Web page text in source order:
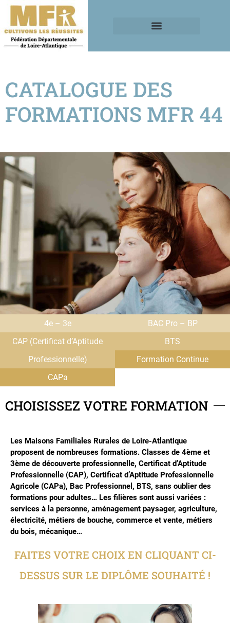
CATALOGUE DES
FORMATIONS MFR 44
4e – 3e
CAP (Certificat d’Aptitude
Professionnelle)
CAPa
BAC Pro – BP
BTS
Formation Continue
CHOISISSEZ VOTRE FORMATION
Les Maisons Familiales Rurales de Loire-Atlantique
proposent de nombreuses formations. Classes de 4ème et
3ème de découverte professionnelle, Certificat d’Aptitude
Professionnelle (CAP), Certificat d’Aptitude Professionnelle
Agricole (CAPa), Bac Professionnel, BTS, sans oublier des
formations pour adultes… Les filières sont aussi variées :
services à la personne, aménagement paysager, agriculture,
électricité, métiers de bouche, commerce et vente, métiers
du bois, mécanique…
FAITES VOTRE CHOIX EN CLIQUANT CI-
DESSUS SUR LE DIPLÔME SOUHAITÉ !